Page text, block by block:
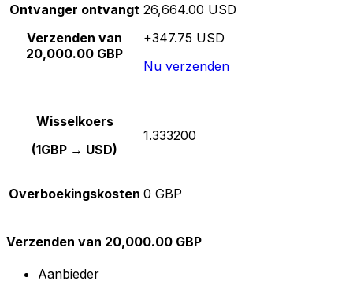
Ontvanger ontvangt
Verzenden van
20,000.00 GBP
26,664.00 USD
+347.75 USD
Nu verzenden
Wisselkoers
(1GBP → USD)
1.333200
Overboekingskosten 0 GBP
Verzenden van 20,000.00 GBP
Aanbieder